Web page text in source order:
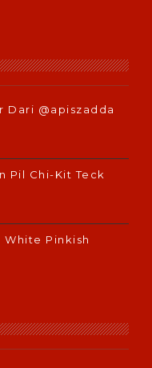
Dari @apiszadda
Pil Chi-Kit Teck
White Pinkish